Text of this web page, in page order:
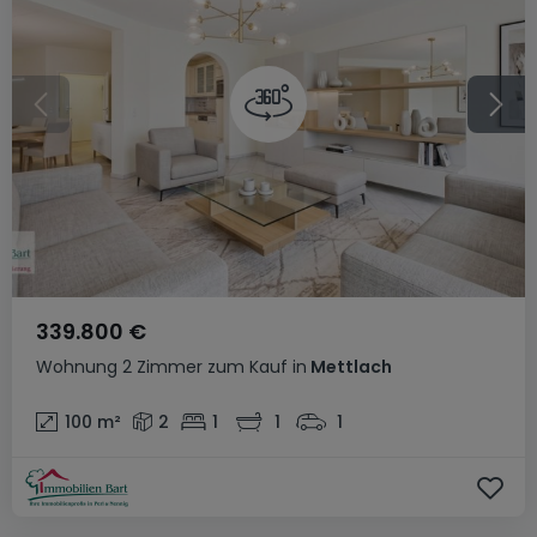
Wohnung 2 Zimmer zum Kauf in Mettlach
339.800 €
100 m² 2 1 1 1